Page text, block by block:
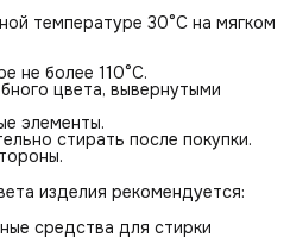
температуре 30°С на мягком
не более 110°С.
цвета, вывернутыми
элементы.
стирать после покупки.
изделия рекомендуется:
средства для стирки